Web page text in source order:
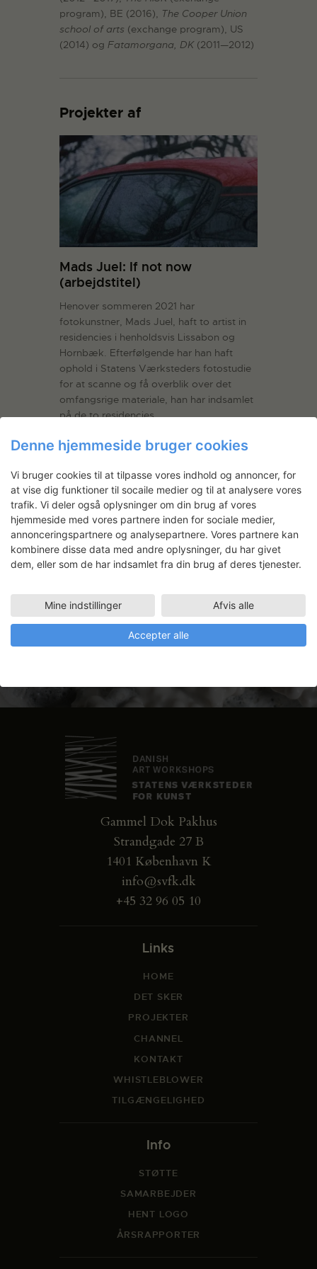
program), BE (2016), The Cooper Union
school of arts (exchange program), US
(2014) og Fatamorgana, DK (2011—2012)
Projekter af
Mads Juel: If not now
(arbejdstitel)
Henover sommeren 2021 har
fotokunstner, Mads Juel, haft to artist in
residencies i henholdsvis Lissabon og
Hornbæk. Efterfølgende har han haft
ophold i Statens Værksteders fotostudie
for at scanne og få overblik over det
omfangsrige materiale, han har indsamlet
på de to residencies.
LÆS MERE
Nyhedsbrev
Få ansøgningsfrister, arrangementer
Gammel Dok Pakhus
Strandgade 27 B
1401 København K
info@svfk.dk
+45 32 96 05 10
Links
HOME
DET SKER
PROJEKTER
CHANNEL
KONTAKT
WHISTLEBLOWER
TILGÆNGELIGHED
Info
STØTTE
SAMARBEJDER
HENT LOGO
ÅRSRAPPORTER
Denne hjemmeside bruger cookies
Vi bruger cookies til at tilpasse vores indhold og annoncer, for
at vise dig funktioner til socaile medier og til at analysere vores
trafik. Vi deler også oplysninger om din brug af vores
hjemmeside med vores partnere inden for sociale medier,
annonceringspartnere og analysepartnere. Vores partnere kan
kombinere disse data med andre oplysninger, du har givet
dem, eller som de har indsamlet fra din brug af deres tjenester.
Mine indstillinger Afvis alle
Accepter alle